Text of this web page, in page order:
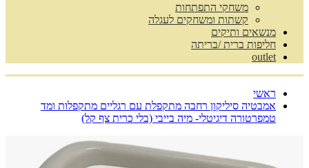
משחקי התפתחות
קשתות ומשחקים לעגלה
מנשאים ותיקים
חליפות ברית /בריתה
outlet
ראשי
אמבטיה סיליקון רחבה מתקפלת עם רגליים מתקפלות ומד
טמפרטורה דיגיטלי- מיה בייבי (בלי כרית צף קל)